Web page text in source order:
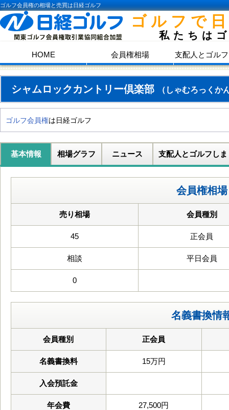
ゴルフ会員権の相場と売買は日経ゴルフ
ゴルフで
私たちは
HOME 会員権相場 支配人とゴル
シャムロックカントリー倶楽部 （しゃむろっくか
ゴルフ会員権は日経ゴルフ
基本情報 相場グラフ ニュース 支配人とゴルフしま
会員権相場
売り相場 会員種別
45 正会員
相談 平日会員
0
名義書換情
会員種別 正会員
名義書換料 15万円
入会預託金
年会費 27,500円